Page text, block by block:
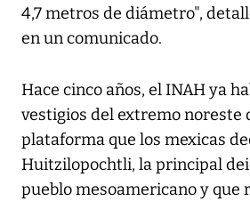
4,7 metros de diámetro",
en un comunicado.
Hace cinco años, el INAH ya
vestigios del extremo noreste
plataforma que los mexicas
Huitzilopochtli, la principal
pueblo mesoamericano y que